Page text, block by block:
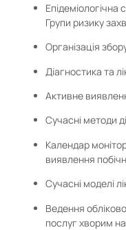
Епідеміологічна
Групи ризику
Організація
Діагностика та
Активне
Сучасні методи
Календар
виявлення
Сучасні моделі
Ведення
послуг хворим